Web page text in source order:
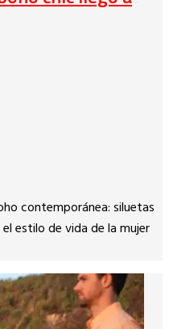
contemporánea: siluetas
estilo de vida de la mujer